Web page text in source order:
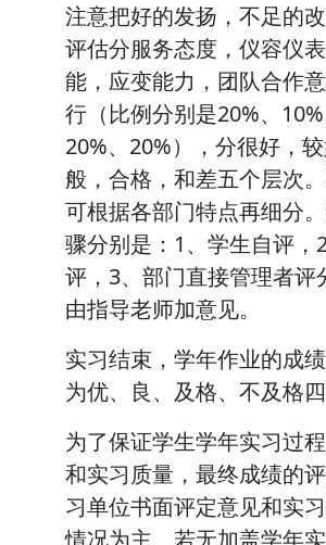
注意把好的发扬，不足的
评估分服务态度，仪容仪
能，应变能力，团队合作
行（比例分别是20%、10%
20%、20%），分很好，
般，合格，和差五个层次
可根据各部门特点再细分
骤分别是：1、学生自评，
评，3、部门直接管理者评
由指导老师加意见。
实习结束，学年作业的成
为优、良、及格、不及格四
为了保证学生学年实习过
和实习质量，最终成绩的
习单位书面评定意见和实